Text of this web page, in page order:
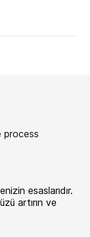
esaslarıdır.
artırın ve